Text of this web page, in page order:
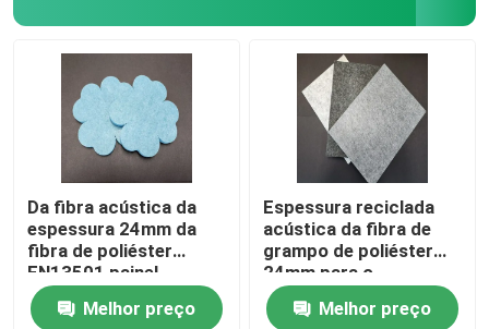
Da fibra acústica da
espessura 24mm da
fibra de poliéster
EN13501 painel
acústico
Melhor preço
Espessura reciclada
acústica da fibra de
grampo de poliéster
24mm para o
escritório
Melhor preço